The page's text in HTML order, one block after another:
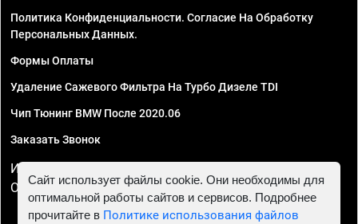
Политика Конфиденциальности. Согласие На Обработку
Персональных Данных.
Формы Оплаты
Удаление Сажевого Фильтра На Турбо Дизеле TDI
Чип Тюнинг BMW После 2020.06
Заказать Звонок
ИП Смирнов Георгий Павлович. ИНН 781302555843,
ОГРНИП 324470400032610
Сайт использует файлы cookie. Они необходимы для
оптимальной работы сайтов и сервисов. Подробнее
прочитайте в Политике использования файлов